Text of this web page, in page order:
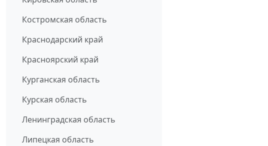
Костромская область
Краснодарский край
Красноярский край
Курганская область
Курская область
Ленинградская область
Липецкая область